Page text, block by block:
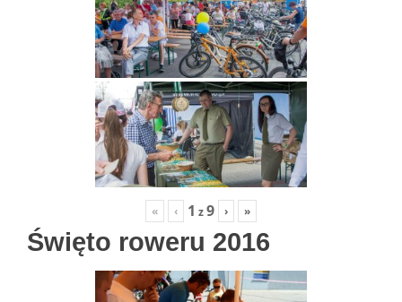
« ‹ 1 z9 › »
Święto roweru 2016